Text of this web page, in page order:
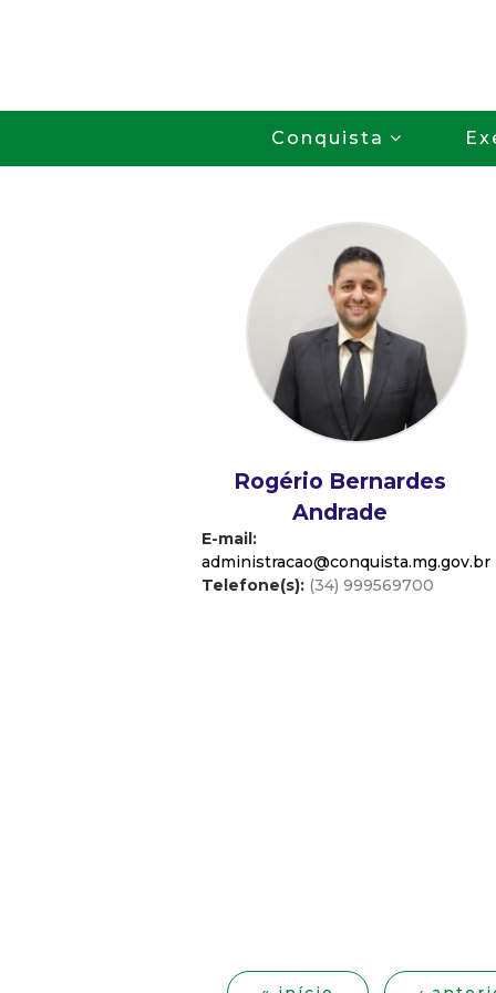
Conquista
Rogério Bernardes
Andrade
E-mail:
administracao@conquista.mg.gov.br
Telefone(s): (34) 999569700